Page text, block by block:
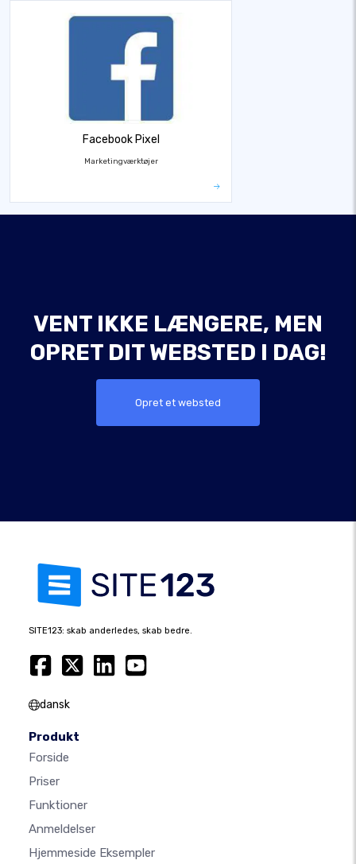
Facebook Pixel
Marketingværktøjer
VENT IKKE LÆNGERE, MEN
OPRET DIT WEBSTED I DAG!
Opret et websted
SITE123: skab anderledes, skab bedre.
dansk
Produkt
Forside
Priser
Funktioner
Anmeldelser
Hjemmeside Eksempler